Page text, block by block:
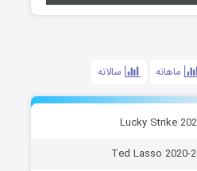
ماهانه سالانه